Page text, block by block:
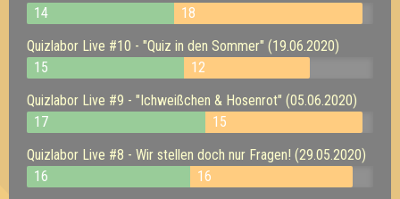
14
18
Quizlabor Live #10 - "Quiz in den Sommer" (19.06.2020)
15
12
Quizlabor Live #9 - "Ichweißchen & Hosenrot" (05.06.2020)
17
15
Quizlabor Live #8 - Wir stellen doch nur Fragen! (29.05.2020)
16
16